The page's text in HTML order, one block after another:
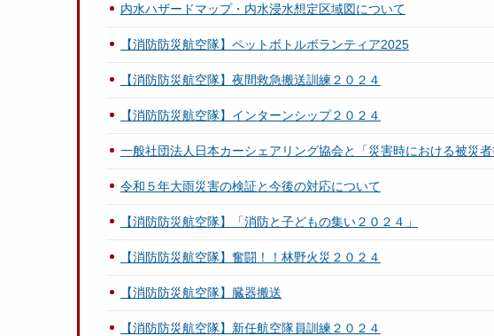
内水ハザードマップ・内水浸水想定区域図について
【消防防災航空隊】ペットボトルボランティア2025
【消防防災航空隊】夜間救急搬送訓練２０２４
【消防防災航空隊】インターンシップ２０２４
一般社団法人日本カーシェアリング協会と「災害時における被災
令和５年大雨災害の検証と今後の対応について
【消防防災航空隊】「消防と子どもの集い２０２４」
【消防防災航空隊】奮闘！！林野火災２０２４
【消防防災航空隊】臓器搬送
【消防防災航空隊】新任航空隊員訓練２０２４